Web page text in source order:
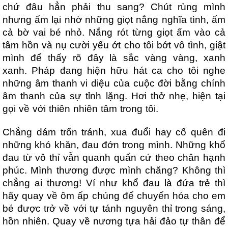
chứ đâu hẳn phải thu sang? Chút rùng mình
nhưng ấm lại nhờ những giọt nắng nghĩa tình, ấm
cả bờ vai bé nhỏ. Nắng rót từng giọt ấm vào cả
tâm hồn và nụ cười yếu ớt cho tôi bớt vô tình, giật
mình để thấy rõ đây là sắc vàng vàng, xanh
xanh. Pháp đang hiện hữu hát ca cho tôi nghe
những âm thanh vi diệu của cuộc đời bằng chính
âm thanh của sự tỉnh lặng. Hơi thở nhẹ, hiện tại
gọi về với thiên nhiên tâm trong tôi.
Chẳng dám trốn tránh, xua đuổi hay cố quên đi
những khó khăn, đau đớn trong mình. Những khổ
đau từ vô thỉ vẫn quanh quẩn cứ theo chân hạnh
phúc. Mình thương được mình chăng? Không thì
chẳng ai thương! Ví như khổ đau là đứa trẻ thì
hãy quay về ôm ấp chúng để chuyển hóa cho em
bé được trở về với tự tánh nguyên thỉ trong sáng,
hồn nhiên. Quay về nương tựa hải đảo tự thân để